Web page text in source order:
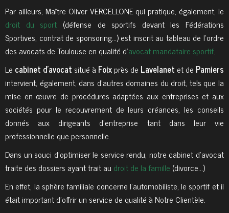
Par ailleurs, Maître Oliver VERCELLONE qui pratique, également, le
droit du sport (défense de sportifs devant les Fédérations
Sportives, contrat de sponsoring…) est inscrit au tableau de l’ordre
des avocats de Toulouse en qualité d’avocat mandataire sportif.
Le cabinet d'avocat situé à Foixprès de Lavelanet et de Pamiers
intervient, également, dans d’autres domaines du droit, tels que la
mise en œuvre de procédures adaptées aux entreprises et aux
sociétés pour le recouvrement de leurs créances, les conseils
donnés aux dirigeants d’entreprise tant dans leur vie
professionnelle que personnelle.
Dans un souci d’optimiser le service rendu, notre cabinet d’avocat
traite des dossiers ayant trait au droit de la famille (divorce…)
En effet, la sphère familiale concerne l’automobiliste, le sportif et il
était important d’offrir un service de qualité à Notre Clientèle.